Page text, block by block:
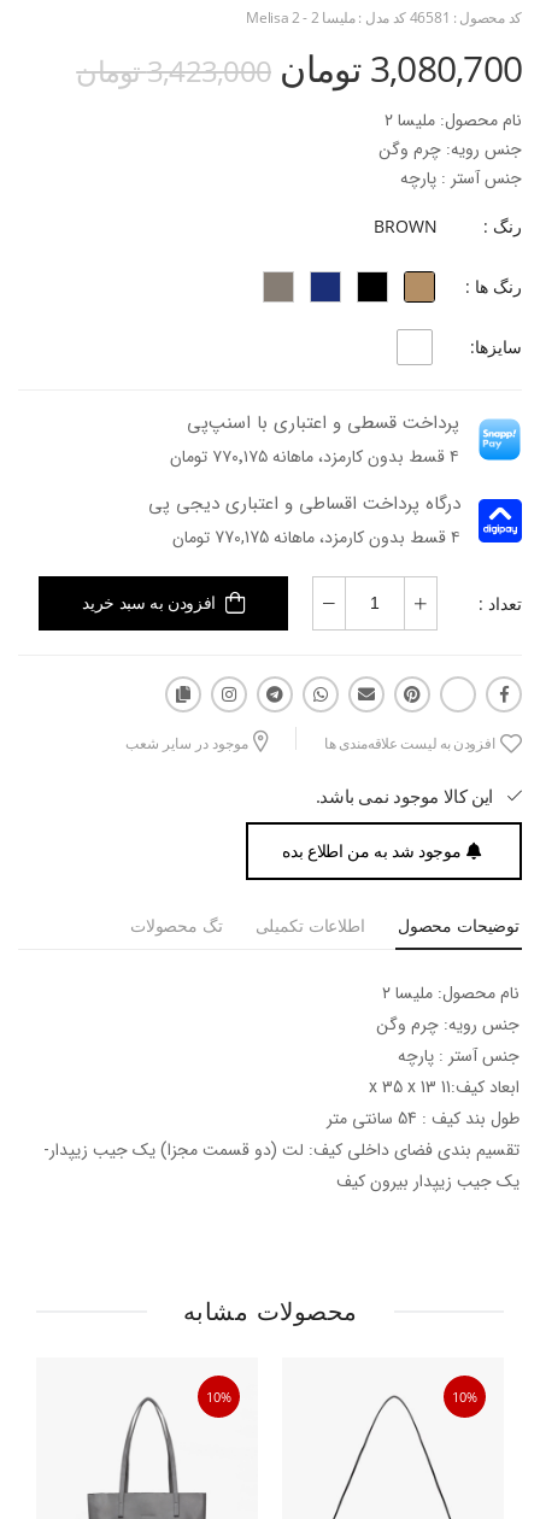
کد محصول : 46581کد مدل :ملیسا 2 - Melisa 2
3,080,700 تومان 3,423,000 تومان
نام محصول: ملیسا ۲
جنس رویه: چرم وگن
جنس آستر : پارچه
طول بند کیف : 54 سانتی متر
تقسیم بندی فضای داخلی کیف: لت (دو قسمت مجزا) یک جیب زیپدار- یک
جیب زیپدار بیرون کیف
رنگ : BROWN
رنگ ها :
سایزها:
پرداخت قسطی و اعتباری با اسنپ‌پی
۴ قسط بدون کارمزد، ماهانه ۷۷۰٬۱۷۵ تومان
درگاه پرداخت اقساطی و اعتباری دیجی پی
۴ قسط بدون کارمزد، ماهانه 770,175 تومان
تعداد : افزودن به سبد خرید
افزودن به لیست علاقه‌مندی ها موجود در سایر شعب
این کالا موجود نمی باشد.
موجود شد به من اطلاع بده
توضیحات محصول اطلاعات تکمیلی تگ محصولات
نام محصول: ملیسا ۲
جنس رویه: چرم وگن
جنس آستر : پارچه
ابعاد کیف:11 x 35 x 13
طول بند کیف : 54 سانتی متر
تقسیم بندی فضای داخلی کیف: لت (دو قسمت مجزا) یک جیب زیپدار-
یک جیب زیپدار بیرون کیف
محصولات مشابه
10%
10%